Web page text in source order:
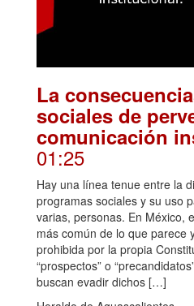
La
sociales de
comunicación
01:25
Hay una línea tenue entre la
programas sociales y su uso
varias, personas. En México,
más común de lo que parece
prohibida por la propia
“prospectos” o
buscan evadir dichos […]